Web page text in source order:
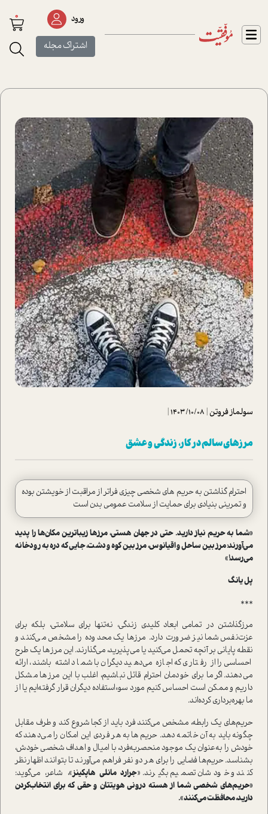
ورود
اشتراک مجله
0
سولماز فروتن|
1403/10/08
|
مرزهای سالم در کار، زندگی و عشق
احترام گذاشتن به حریم های شخصی چیزی فراتر از مراقبت از خویشتن بوده
و تمرینی بنیادی برای حمایت از سلامت عمومی بدن است
«شما به حریم نیاز دارید. حتی در جهان هستی، مرزها زیباترین مکان‌ها را پدید
می‌آورند: مرز بین ساحل و اقیانوس، مرز بین کوه و دشت، جایی که دره به رودخانه
می‌رسد!»
پل یانگ
***
مرز‌گذاشتن در تمامی ابعاد کلیدی زندگی، نه‌تنها برای سلامتی، بلکه برای
عزت‌نفس شما نیز ضرورت دارد. مرزها یک محدوده را مشخص می‌کنند و
نقطه پایانی بر آنچه تحمل می‌کنید یا می‌پذیرید، می‌گذارند. این مرزها یک طرح
احساسی را از رفتاری که اجازه می‌دهید دیگران با شما داشته باشند، ارائه
می‌دهند. اگر ما برای خودمان احترام قائل نباشیم، اغلب با این مرزها مشکل
داریم و ممکن است احساس کنیم مورد سوء‌استفاده دیگران قرار گرفته‌ایم یا از
ما بهره‌برداری کرده‌اند.
حریم‌های یک رابطه، مشخص می‌کنند فرد باید از کجا شروع کند و طرف مقابل
چگونه باید به آن خاتمه دهد. حریم‌ها به هر فردی این امکان را می‌دهند که
خودش را به‌عنوان یک موجود منحصر‌به‌فرد، با امیال و اهداف شخصی خودش،
بشناسد. حریم‌ها فضایی را برای هر دو نفر فراهم می‌آورند تا بتوانند اظهار‌نظر
کنند و خودشان تصمیم بگیرند. «جرارد مانلی هاپکینز»، شاعر، می‌گوید:
«حریم‌های شخصی شما از هسته درونی هویتتان و حقی که برای انتخاب‌کردن
دارید، محافظت می‌کنند».